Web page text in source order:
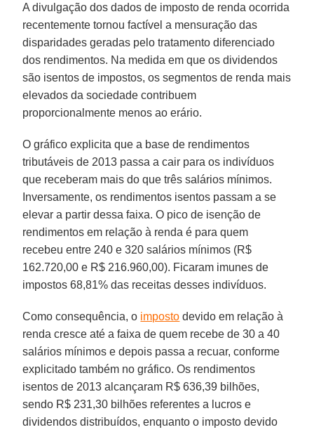
A divulgação dos dados de imposto de renda ocorrida
recentemente tornou factível a mensuração das
disparidades geradas pelo tratamento diferenciado
dos rendimentos. Na medida em que os dividendos
são isentos de impostos, os segmentos de renda mais
elevados da sociedade contribuem
proporcionalmente menos ao erário.
O gráfico explicita que a base de rendimentos
tributáveis de 2013 passa a cair para os indivíduos
que receberam mais do que três salários mínimos.
Inversamente, os rendimentos isentos passam a se
elevar a partir dessa faixa. O pico de isenção de
rendimentos em relação à renda é para quem
recebeu entre 240 e 320 salários mínimos (R$
162.720,00 e R$ 216.960,00). Ficaram imunes de
impostos 68,81% das receitas desses indivíduos.
Como consequência, o imposto devido em relação à
renda cresce até a faixa de quem recebe de 30 a 40
salários mínimos e depois passa a recuar, conforme
explicitado também no gráfico. Os rendimentos
isentos de 2013 alcançaram R$ 636,39 bilhões,
sendo R$ 231,30 bilhões referentes a lucros e
dividendos distribuídos, enquanto o imposto devido